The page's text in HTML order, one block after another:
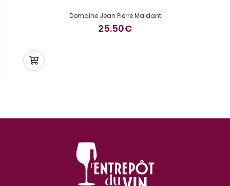
Domaine Jean Pierre Maldant
25.50€